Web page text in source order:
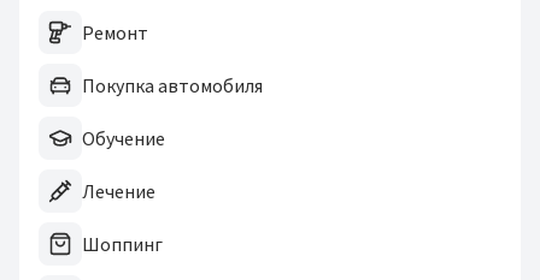
Ремонт
Покупка автомобиля
Обучение
Лечение
Шоппинг